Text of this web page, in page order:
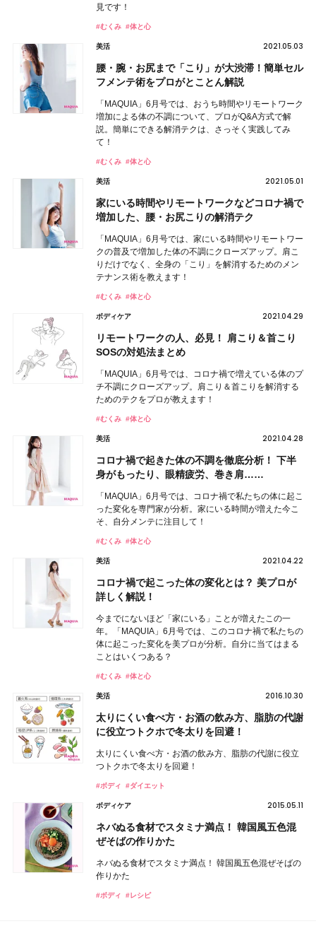
見です！
#むくみ #体と心
美活 2021.05.03
腰・腕・お尻まで「こり」が大渋滞！簡単セル
フメンテ術をプロがとことん解説
「MAQUIA」6月号では、おうち時間やリモートワーク
増加による体の不調について、プロがQ&A方式で解
説。簡単にできる解消テクは、さっそく実践してみ
て！
#むくみ #体と心
美活 2021.05.01
家にいる時間やリモートワークなどコロナ禍で
増加した、腰・お尻こりの解消テク
「MAQUIA」6月号では、家にいる時間やリモートワー
クの普及で増加した体の不調にクローズアップ。肩こ
りだけでなく、全身の「こり」を解消するためのメン
テナンス術を教えます！
#むくみ #体と心
ボディケア 2021.04.29
リモートワークの人、必見！ 肩こり＆首こり
SOSの対処法まとめ
「MAQUIA」6月号では、コロナ禍で増えている体のプ
チ不調にクローズアップ。肩こり＆首こりを解消する
ためのテクをプロが教えます！
#むくみ #体と心
美活 2021.04.28
コロナ禍で起きた体の不調を徹底分析！ 下半
身がもったり、眼精疲労、巻き肩……
「MAQUIA」6月号では、コロナ禍で私たちの体に起こ
った変化を専門家が分析。家にいる時間が増えた今こ
そ、自分メンテに注目して！
#むくみ #体と心
美活 2021.04.22
コロナ禍で起こった体の変化とは？ 美プロが
詳しく解説！
今までにないほど「家にいる」ことが増えたこの一
年。「MAQUIA」6月号では、このコロナ禍で私たちの
体に起こった変化を美プロが分析。自分に当てはまる
ことはいくつある？
#むくみ #体と心
美活 2016.10.30
太りにくい食べ方・お酒の飲み方、脂肪の代謝
に役立つトクホで冬太りを回避！
太りにくい食べ方・お酒の飲み方、脂肪の代謝に役立
つトクホで冬太りを回避！
#ボディ #ダイエット
ボディケア 2015.05.11
ネバぬる食材でスタミナ満点！ 韓国風五色混
ぜそばの作りかた
ネバぬる食材でスタミナ満点！ 韓国風五色混ぜそばの
作りかた
#ボディ #レシピ